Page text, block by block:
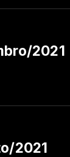
2021
2021